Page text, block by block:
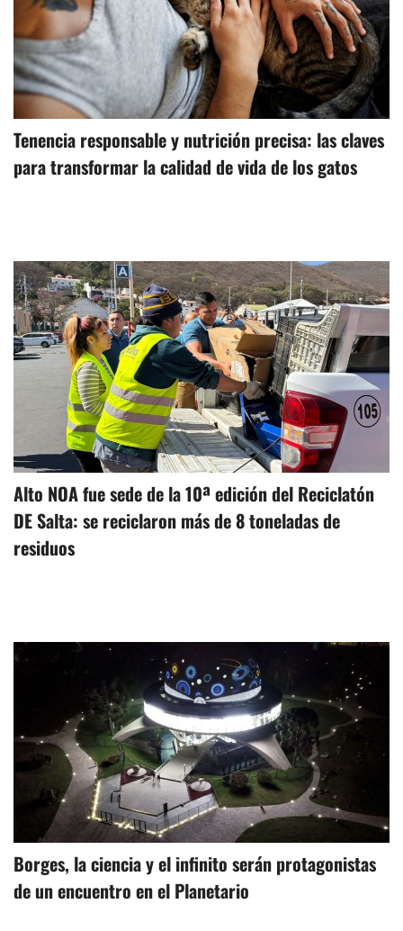
Tenencia responsable y nutrición precisa: las claves
para transformar la calidad de vida de los gatos
Alto NOA fue sede de la 10ª edición del Reciclatón
DE Salta: se reciclaron más de 8 toneladas de
residuos
Borges, la ciencia y el infinito serán protagonistas
de un encuentro en el Planetario